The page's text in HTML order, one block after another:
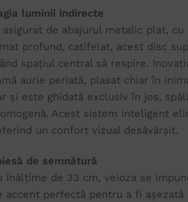
luminii indirecte
de abajurul metalic plat, cu
profund, catifelat, acest disc
spațiul central să respire.
aurie periată, plasat chiar în
și este ghidată exclusiv în jos,
Acest sistem inteligent
un confort vizual desăvârșit.
de semnătură
înălțime de 33 cm, veioza se
accent perfectă pentru a fi așezată